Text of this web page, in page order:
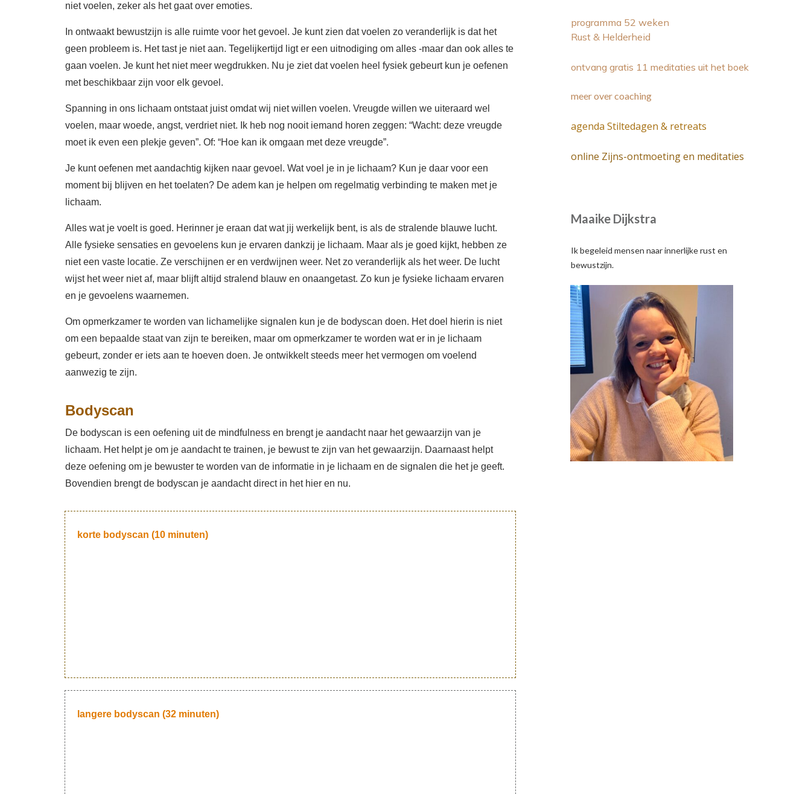
niet voelen, zeker als het gaat over emoties.
In ontwaakt bewustzijn is alle ruimte voor het gevoel. Je kunt zien dat voelen zo veranderlijk is dat het
geen probleem is. Het tast je niet aan. Tegelijkertijd ligt er een uitnodiging om alles -maar dan ook alles te
gaan voelen. Je kunt het niet meer wegdrukken. Nu je ziet dat voelen heel fysiek gebeurt kun je oefenen
met beschikbaar zijn voor elk gevoel.
Spanning in ons lichaam ontstaat juist omdat wij niet willen voelen. Vreugde willen we uiteraard wel
voelen, maar woede, angst, verdriet niet. Ik heb nog nooit iemand horen zeggen: “Wacht: deze vreugde
moet ik even een plekje geven”. Of: “Hoe kan ik omgaan met deze vreugde”.
Je kunt oefenen met aandachtig kijken naar gevoel. Wat voel je in je lichaam? Kun je daar voor een
moment bij blijven en het toelaten? De adem kan je helpen om regelmatig verbinding te maken met je
lichaam.
Alles wat je voelt is goed. Herinner je eraan dat wat jij werkelijk bent, is als de stralende blauwe lucht.
Alle fysieke sensaties en gevoelens kun je ervaren dankzij je lichaam. Maar als je goed kijkt, hebben ze
niet een vaste locatie. Ze verschijnen er en verdwijnen weer. Net zo veranderlijk als het weer. De lucht
wijst het weer niet af, maar blijft altijd stralend blauw en onaangetast. Zo kun je fysieke lichaam ervaren
en je gevoelens waarnemen.
Om opmerkzamer te worden van lichamelijke signalen kun je de bodyscan doen. Het doel hierin is niet
om een bepaalde staat van zijn te bereiken, maar om opmerkzamer te worden wat er in je lichaam
gebeurt, zonder er iets aan te hoeven doen. Je ontwikkelt steeds meer het vermogen om voelend
aanwezig te zijn.
Bodyscan
De bodyscan is een oefening uit de mindfulness en brengt je aandacht naar het gewaarzijn van je
lichaam. Het helpt je om je aandacht te trainen, je bewust te zijn van het gewaarzijn. Daarnaast helpt
deze oefening om je bewuster te worden van de informatie in je lichaam en de signalen die het je geeft.
Bovendien brengt de bodyscan je aandacht direct in het hier en nu.
korte bodyscan (10 minuten)
langere bodyscan (32 minuten)
programma 52 weken
Rust & Helderheid
ontvang gratis 11 meditaties uit het boek
meer over coaching
agenda Stiltedagen & retreats
online Zijns-ontmoeting en meditaties
Maaike Dijkstra
Ik begeleid mensen naar innerlijke rust en
bewustzijn.